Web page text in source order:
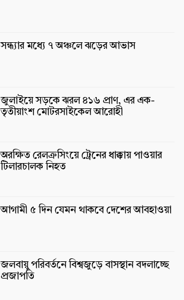
সন্ধ্যার মধ্যে ৭ অঞ্চলে ঝড়ের আভাস
জুলাইয়ে সড়কে ঝরল ৪১৬ প্রাণ, এর এক-
তৃতীয়াংশ মোটরসাইকেল আরোহী
অরক্ষিত রেলক্রসিংয়ে ট্রেনের ধাক্কায় পাওয়ার
টিলারচালক নিহত
আগামী ৫ দিন যেমন থাকবে দেশের আবহাওয়া
জলবায়ু পরিবর্তনে বিশ্বজুড়ে বাসস্থান বদলাচ্ছে
প্রজাপতি